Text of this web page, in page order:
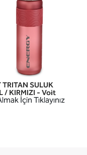
TRITAN SULUK
/ KIRMIZI - Voit
İçin Tıklayınız